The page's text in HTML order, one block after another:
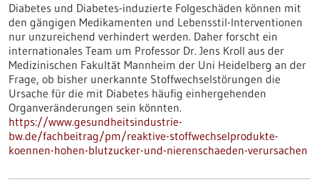
Diabetes und Diabetes-induzierte Folgeschäden können mit
den gängigen Medikamenten und Lebensstil-Interventionen
nur unzureichend verhindert werden. Daher forscht ein
internationales Team um Professor Dr. Jens Kroll aus der
Medizinischen Fakultät Mannheim der Uni Heidelberg an der
Frage, ob bisher unerkannte Stoffwechselstörungen die
Ursache für die mit Diabetes häufig einhergehenden
Organveränderungen sein könnten.
https://www.gesundheitsindustrie-
bw.de/fachbeitrag/pm/reaktive-stoffwechselprodukte-
koennen-hohen-blutzucker-und-nierenschaeden-verursachen